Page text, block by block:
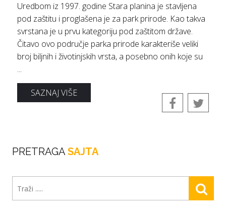
Uredbom iz 1997. godine Stara planina je stavljena
pod zaštitu i proglašena je za park prirode. Kao takva
svrstana je u prvu kategoriju pod zaštitom države.
Čitavo ovo područje parka prirode karakteriše veliki
broj biljnih i životinjskih vrsta, a posebno onih koje su
...
SAZNAJ VIŠE
PRETRAGA SAJTA